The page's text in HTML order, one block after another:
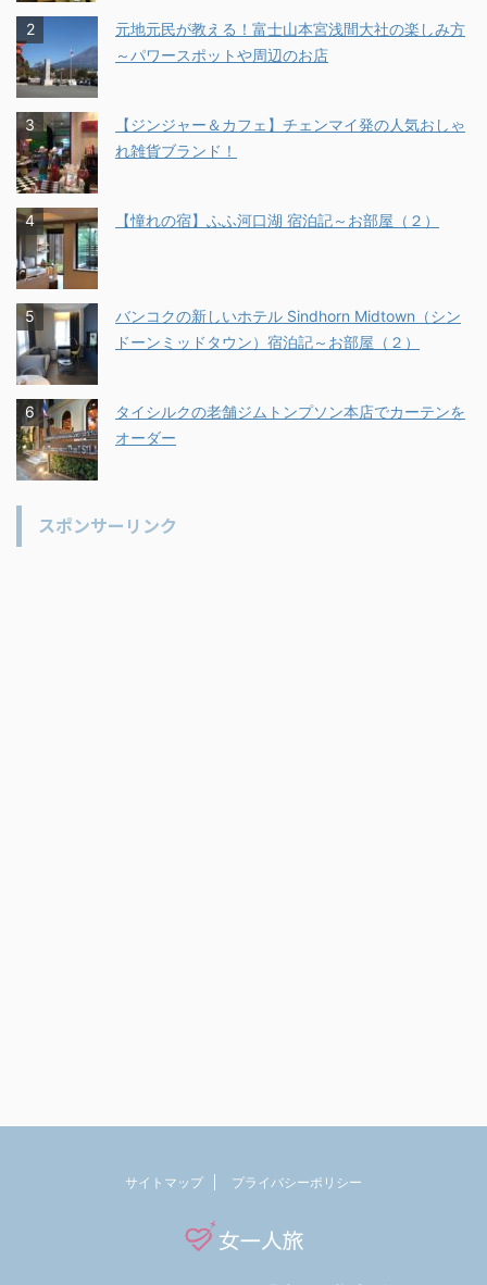
元地元民が教える！富士山本宮浅間大社の楽しみ方
～パワースポットや周辺のお店
【ジンジャー＆カフェ】チェンマイ発の人気おしゃ
れ雑貨ブランド！
【憧れの宿】ふふ河口湖 宿泊記～お部屋（２）
バンコクの新しいホテル Sindhorn Midtown（シン
ドーンミッドタウン）宿泊記～お部屋（２）
タイシルクの老舗ジムトンプソン本店でカーテンを
オーダー
スポンサーリンク
サイトマップ プライバシーポリシー